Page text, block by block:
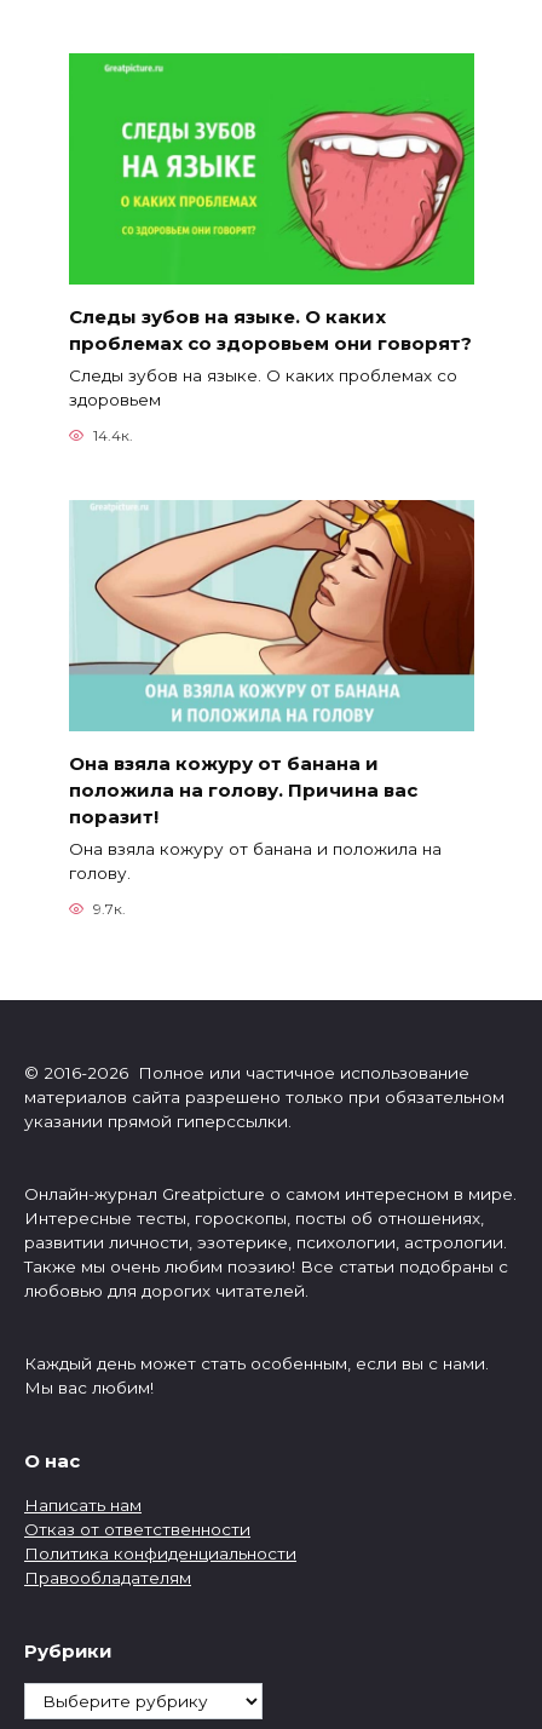
Следы зубов на языке. О каких
проблемах со здоровьем они говорят?
Следы зубов на языке. О каких проблемах со
здоровьем
14.4к.
Она взяла кожуру от банана и
положила на голову. Причина вас
поразит!
Она взяла кожуру от банана и положила на
голову.
9.7к.
© 2016-2026 Полное или частичное использование
материалов сайта разрешено только при обязательном
указании прямой гиперссылки.
Онлайн-журнал Greatpicture о самом интересном в мире.
Интересные тесты, гороскопы, посты об отношениях,
развитии личности, эзотерике, психологии, астрологии.
Также мы очень любим поэзию! Все статьи подобраны с
любовью для дорогих читателей.
Каждый день может стать особенным, если вы с нами.
Мы вас любим!
О нас
Написать нам
Отказ от ответственности
Политика конфиденциальности
Правообладателям
Рубрики
Рубрики